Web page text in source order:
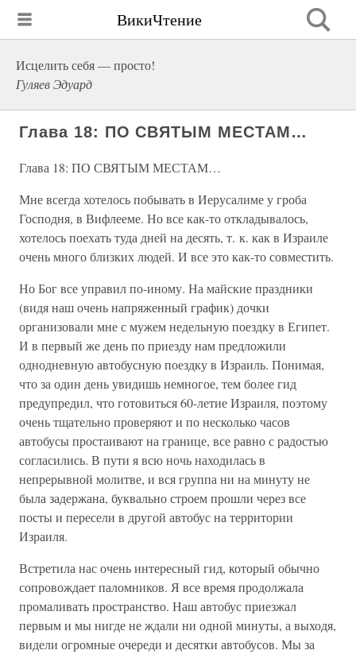
ВикиЧтение
Исцелить себя — просто!
Гуляев Эдуард
Глава 18: ПО СВЯТЫМ МЕСТАМ…
Глава 18: ПО СВЯТЫМ МЕСТАМ…
Мне всегда хотелось побывать в Иерусалиме у гроба
Господня, в Вифлееме. Но все как-то откладывалось,
хотелось поехать туда дней на десять, т. к. как в Израиле
очень много близких людей. И все это как-то совместить.
Но Бог все управил по-иному. На майские праздники
(видя наш очень напряженный график) дочки
организовали мне с мужем недельную поездку в Египет.
И в первый же день по приезду нам предложили
однодневную автобусную поездку в Израиль. Понимая,
что за один день увидишь немногое, тем более гид
предупредил, что готовиться 60-летие Израиля, поэтому
очень тщательно проверяют и по несколько часов
автобусы простаивают на границе, все равно с радостью
согласились. В пути я всю ночь находилась в
непрерывной молитве, и вся группа ни на минуту не
была задержана, буквально строем прошли через все
посты и пересели в другой автобус на территории
Израиля.
Встретила нас очень интересный гид, который обычно
сопровождает паломников. Я все время продолжала
промаливать пространство. Наш автобус приезжал
первым и мы нигде не ждали ни одной минуты, а выходя,
видели огромные очереди и десятки автобусов. Мы за